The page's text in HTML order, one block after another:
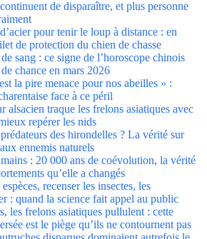
de disparaître, et plus personne
pour tenir le loup à distance : en
de protection du chien de chasse
sang : ce signe de l’horoscope chinois
chance en mars 2026
la pire menace pour nos abeilles » :
face à ce péril
alsacien traque les frelons asiatiques avec
repérer les nids
des hirondelles ? La vérité sur
ennemis naturels
: 20 000 ans de coévolution, la vérité
qu’elle a changés
recenser les insectes, les
: quand la science fait appel au public
les frelons asiatiques pullulent : cette
est le piège qu’ils ne contournent pas